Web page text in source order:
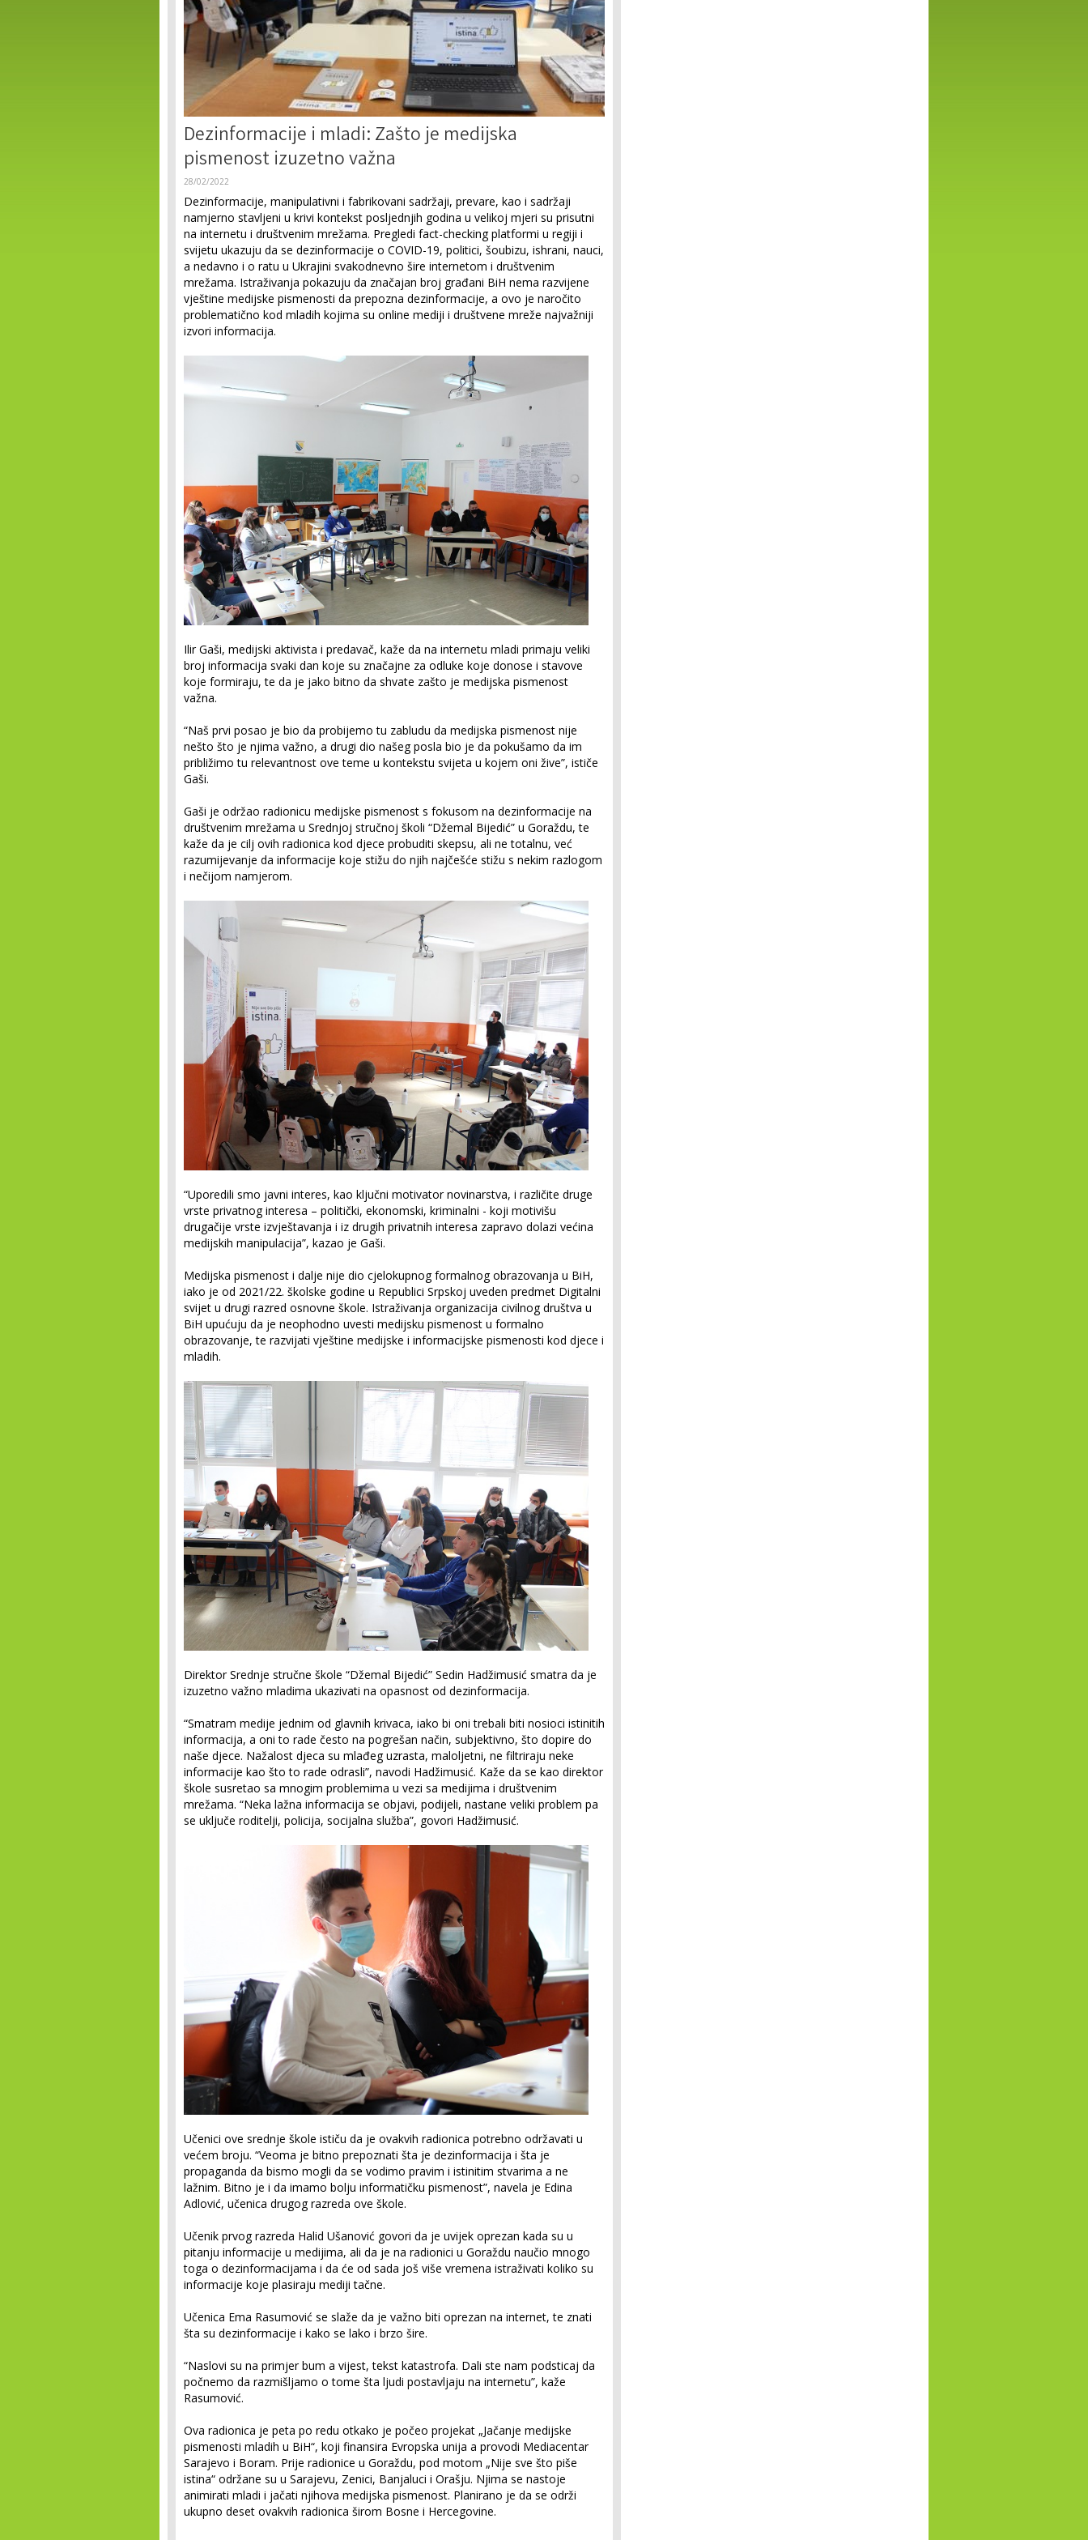
Dezinformacije i mladi: Zašto je medijska
pismenost izuzetno važna
28/02/2022
Dezinformacije, manipulativni i fabrikovani sadržaji, prevare, kao i sadržaji
namjerno stavljeni u krivi kontekst posljednjih godina u velikoj mjeri su prisutni
na internetu i društvenim mrežama. Pregledi fact-checking platformi u regiji i
svijetu ukazuju da se dezinformacije o COVID-19, politici, šoubizu, ishrani, nauci,
a nedavno i o ratu u Ukrajini svakodnevno šire internetom i društvenim
mrežama. Istraživanja pokazuju da značajan broj građani BiH nema razvijene
vještine medijske pismenosti da prepozna dezinformacije, a ovo je naročito
problematično kod mladih kojima su online mediji i društvene mreže najvažniji
izvori informacija.
Ilir Gaši, medijski aktivista i predavač, kaže da na internetu mladi primaju veliki
broj informacija svaki dan koje su značajne za odluke koje donose i stavove
koje formiraju, te da je jako bitno da shvate zašto je medijska pismenost
važna.
“Naš prvi posao je bio da probijemo tu zabludu da medijska pismenost nije
nešto što je njima važno, a drugi dio našeg posla bio je da pokušamo da im
približimo tu relevantnost ove teme u kontekstu svijeta u kojem oni žive”, ističe
Gaši.
Gaši je održao radionicu medijske pismenost s fokusom na dezinformacije na
društvenim mrežama u Srednjoj stručnoj školi “Džemal Bijedić” u Goraždu, te
kaže da je cilj ovih radionica kod djece probuditi skepsu, ali ne totalnu, već
razumijevanje da informacije koje stižu do njih najčešće stižu s nekim razlogom
i nečijom namjerom.
“Uporedili smo javni interes, kao ključni motivator novinarstva, i različite druge
vrste privatnog interesa – politički, ekonomski, kriminalni - koji motivišu
drugačije vrste izvještavanja i iz drugih privatnih interesa zapravo dolazi većina
medijskih manipulacija”, kazao je Gaši.
Medijska pismenost i dalje nije dio cjelokupnog formalnog obrazovanja u BiH,
iako je od 2021/22. školske godine u Republici Srpskoj uveden predmet Digitalni
svijet u drugi razred osnovne škole. Istraživanja organizacija civilnog društva u
BiH upućuju da je neophodno uvesti medijsku pismenost u formalno
obrazovanje, te razvijati vještine medijske i informacijske pismenosti kod djece i
mladih.
Direktor Srednje stručne škole “Džemal Bijedić” Sedin Hadžimusić smatra da je
izuzetno važno mladima ukazivati na opasnost od dezinformacija.
“Smatram medije jednim od glavnih krivaca, iako bi oni trebali biti nosioci istinitih
informacija, a oni to rade često na pogrešan način, subjektivno, što dopire do
naše djece. Nažalost djeca su mlađeg uzrasta, maloljetni, ne filtriraju neke
informacije kao što to rade odrasli”, navodi Hadžimusić. Kaže da se kao direktor
škole susretao sa mnogim problemima u vezi sa medijima i društvenim
mrežama. “Neka lažna informacija se objavi, podijeli, nastane veliki problem pa
se uključe roditelji, policija, socijalna služba”, govori Hadžimusić.
Učenici ove srednje škole ističu da je ovakvih radionica potrebno održavati u
većem broju. “Veoma je bitno prepoznati šta je dezinformacija i šta je
propaganda da bismo mogli da se vodimo pravim i istinitim stvarima a ne
lažnim. Bitno je i da imamo bolju informatičku pismenost”, navela je Edina
Adlović, učenica drugog razreda ove škole.
Učenik prvog razreda Halid Ušanović govori da je uvijek oprezan kada su u
pitanju informacije u medijima, ali da je na radionici u Goraždu naučio mnogo
toga o dezinformacijama i da će od sada još više vremena istraživati koliko su
informacije koje plasiraju mediji tačne.
Učenica Ema Rasumović se slaže da je važno biti oprezan na internet, te znati
šta su dezinformacije i kako se lako i brzo šire.
“Naslovi su na primjer bum a vijest, tekst katastrofa. Dali ste nam podsticaj da
počnemo da razmišljamo o tome šta ljudi postavljaju na internetu”, kaže
Rasumović.
Ova radionica je peta po redu otkako je počeo projekat „Jačanje medijske
pismenosti mladih u BiH“, koji finansira Evropska unija a provodi Mediacentar
Sarajevo i Boram. Prije radionice u Goraždu, pod motom „Nije sve što piše
istina“ održane su u Sarajevu, Zenici, Banjaluci i Orašju. Njima se nastoje
animirati mladi i jačati njihova medijska pismenost. Planirano je da se održi
ukupno deset ovakvih radionica širom Bosne i Hercegovine.